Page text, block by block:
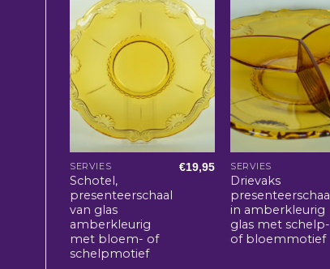
SERVIES
Schotel,
presenteerschaal
van glas
amberkleurig
met bloem- of
schelpmotief
€19,95 SERVIES
Drievaks
presenteerschaal
in amberkleurig
glas met schelp-
of bloemmotief